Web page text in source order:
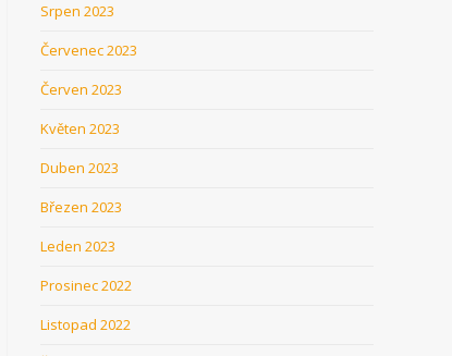
Srpen 2023
Červenec 2023
Červen 2023
Květen 2023
Duben 2023
Březen 2023
Leden 2023
Prosinec 2022
Listopad 2022